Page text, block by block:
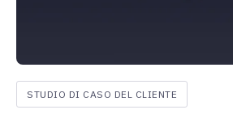
STUDIO DI CASO DEL CLIENTE